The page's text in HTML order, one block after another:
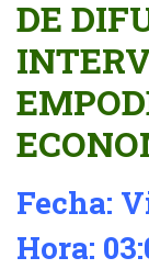
DE
Fecha:
Hora: